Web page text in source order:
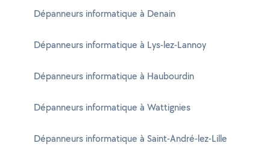
Dépanneurs informatique à Denain
Dépanneurs informatique à Lys-lez-Lannoy
Dépanneurs informatique à Haubourdin
Dépanneurs informatique à Wattignies
Dépanneurs informatique à Saint-André-lez-Lille